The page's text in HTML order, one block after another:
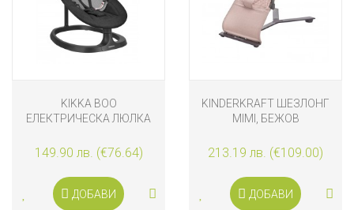
KIKKA BOO
ЕЛЕКТРИЧЕСКА ЛЮЛКА
149.90 лв. (€76.64)
ДОБАВИ
KINDERKRAFT ШЕЗЛОНГ
MIMI, БЕЖОВ
213.19 лв. (€109.00)
ДОБАВИ